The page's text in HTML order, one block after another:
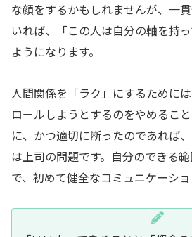
な顔をするかもしれませんが、一
いれば、「この人は自分の軸を持
ようになります。
人間関係を「ラク」にするために
ロールしようとするのをやめるこ
に、かつ適切に断ったのであれば
は上司の問題です。自分のできる
で、初めて健全なコミュニケーショ